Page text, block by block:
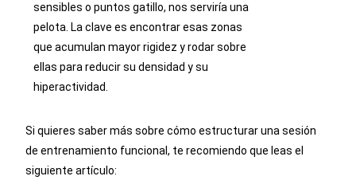
sensibles o puntos gatillo, nos serviría una
pelota. La clave es encontrar esas zonas
que acumulan mayor rigidez y rodar sobre
ellas para reducir su densidad y su
hiperactividad.
Si quieres saber más sobre cómo estructurar una sesión
de entrenamiento funcional, te recomiendo que leas el
siguiente artículo: